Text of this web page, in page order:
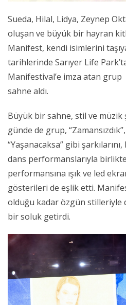
Sueda, Hilal, Lidya, Zeynep
oluşan ve büyük bir hayran
Manifest, kendi isimlerini
tarihlerinde Sarıyer Life
Manifestival’e imza atan
sahne aldı.
Büyük bir sahne, stil ve müzik
günde de grup, “Zamansızdık”,
“Yaşanacaksa” gibi
dans performanslarıyla
performansına ışık ve led
gösterileri de eşlik etti.
olduğu kadar özgün stilleriyle
bir soluk getirdi.